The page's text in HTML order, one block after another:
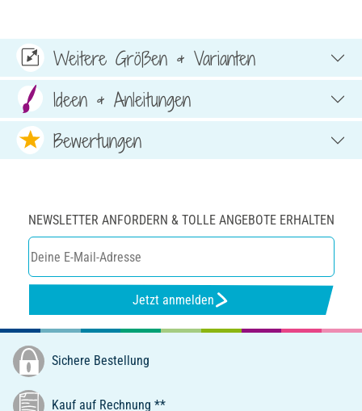
Weitere Größen & Varianten
Ideen & Anleitungen
Bewertungen
NEWSLETTER ANFORDERN & TOLLE ANGEBOTE ERHALTEN
Jetzt anmelden
Sichere Bestellung
Kauf auf Rechnung **